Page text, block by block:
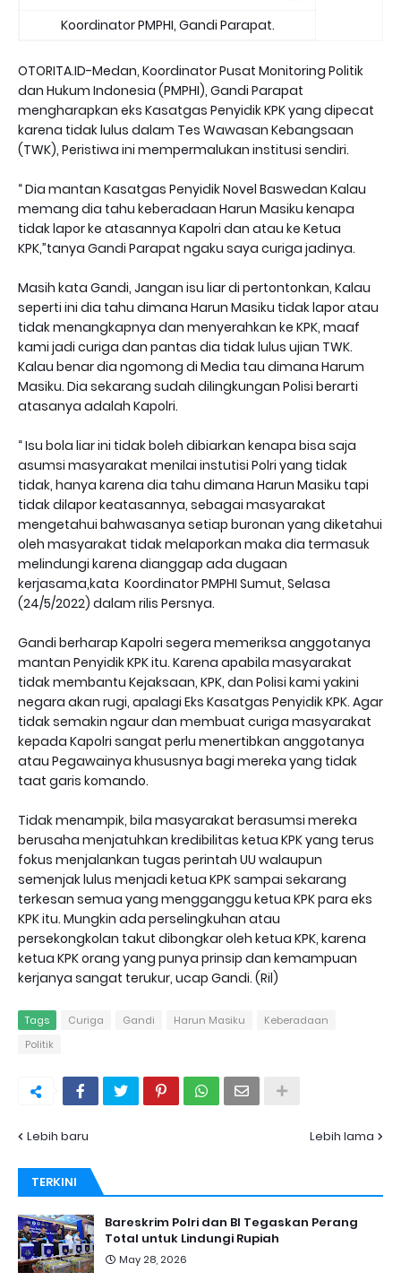
Koordinator PMPHI, Gandi Parapat.
OTORITA.ID-Medan, Koordinator Pusat Monitoring Politik
dan Hukum Indonesia (PMPHI), Gandi Parapat
mengharapkan eks Kasatgas Penyidik KPK yang dipecat
karena tidak lulus dalam Tes Wawasan Kebangsaan
(TWK), Peristiwa ini mempermalukan institusi sendiri.
“ Dia mantan Kasatgas Penyidik Novel Baswedan Kalau
memang dia tahu keberadaan Harun Masiku kenapa
tidak lapor ke atasannya Kapolri dan atau ke Ketua
KPK,”tanya Gandi Parapat ngaku saya curiga jadinya.
Masih kata Gandi, Jangan isu liar di pertontonkan, Kalau
seperti ini dia tahu dimana Harun Masiku tidak lapor atau
tidak menangkapnya dan menyerahkan ke KPK, maaf
kami jadi curiga dan pantas dia tidak lulus ujian TWK.
Kalau benar dia ngomong di Media tau dimana Harum
Masiku. Dia sekarang sudah dilingkungan Polisi berarti
atasanya adalah Kapolri.
“ Isu bola liar ini tidak boleh dibiarkan kenapa bisa saja
asumsi masyarakat menilai instutisi Polri yang tidak
tidak, hanya karena dia tahu dimana Harun Masiku tapi
tidak dilapor keatasannya, sebagai masyarakat
mengetahui bahwasanya setiap buronan yang diketahui
oleh masyarakat tidak melaporkan maka dia termasuk
melindungi karena dianggap ada dugaan
kerjasama,kata Koordinator PMPHI Sumut, Selasa
(24/5/2022) dalam rilis Persnya.
Gandi berharap Kapolri segera memeriksa anggotanya
mantan Penyidik KPK itu. Karena apabila masyarakat
tidak membantu Kejaksaan, KPK, dan Polisi kami yakini
negara akan rugi, apalagi Eks Kasatgas Penyidik KPK. Agar
tidak semakin ngaur dan membuat curiga masyarakat
kepada Kapolri sangat perlu menertibkan anggotanya
atau Pegawainya khususnya bagi mereka yang tidak
taat garis komando.
Tidak menampik, bila masyarakat berasumsi mereka
berusaha menjatuhkan kredibilitas ketua KPK yang terus
fokus menjalankan tugas perintah UU walaupun
semenjak lulus menjadi ketua KPK sampai sekarang
terkesan semua yang mengganggu ketua KPK para eks
KPK itu. Mungkin ada perselingkuhan atau
persekongkolan takut dibongkar oleh ketua KPK, karena
ketua KPK orang yang punya prinsip dan kemampuan
kerjanya sangat terukur, ucap Gandi. (Ril)
Tags Curiga Gandi Harun Masiku
Keberadaan
Politik
Lebih baru Lebih lama
TERKINI
Bareskrim Polri dan BI Tegaskan Perang
Total untuk Lindungi Rupiah
May 28, 2026